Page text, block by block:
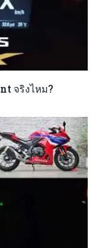
จริงไหม?